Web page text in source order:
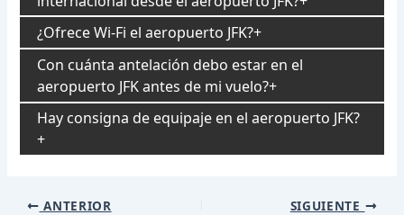
¿Ofrece Wi-Fi el aeropuerto JFK?
Con cuánta antelación debo estar en el
aeropuerto JFK antes de mi vuelo?
Hay consigna de equipaje en el aeropuerto JFK?
Navegación
ANTERIOR SIGUIENTE